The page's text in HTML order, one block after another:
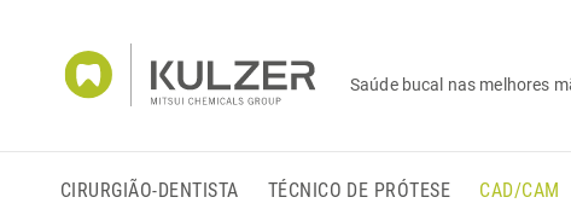
Saúde bucal nas melhores
CIRURGIÃO-DENTISTA TÉCNICO DE PRÓTESE CAD/CAM